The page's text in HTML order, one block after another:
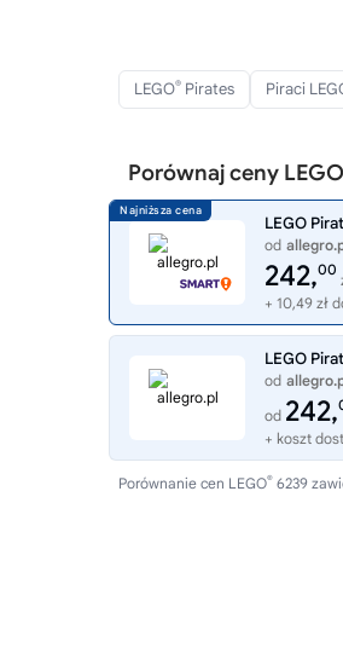
LEGO® Pirates Piraci
Porównaj ceny LEGO
LEGO
od
242,00
+ 10,49 zł
LEGO
od
od 242,
+ koszt
Porównanie cen LEGO® 6239